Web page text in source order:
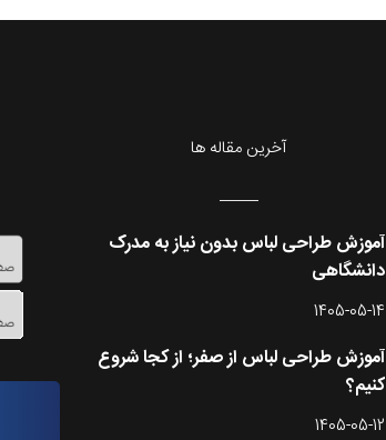
آخرین مقاله ها
آموزش طراحی لباس بدون نیاز به مدرک
دانشگاهی
1405-05-14
آموزش طراحی لباس از صفر؛ از کجا شروع
کنیم؟
1405-05-12